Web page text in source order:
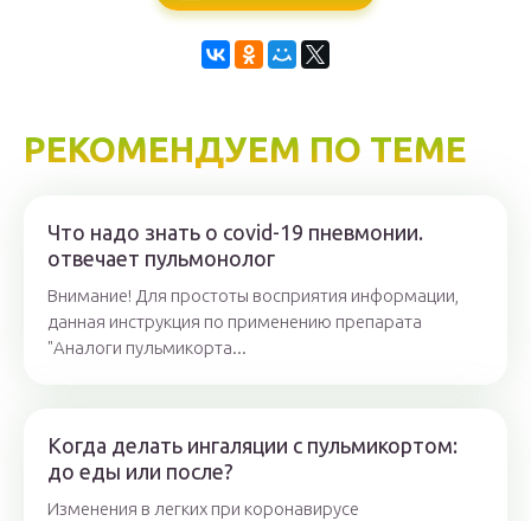
РЕКОМЕНДУЕМ ПО ТЕМЕ
Что надо знать о covid-19 пневмонии.
отвечает пульмонолог
Внимание! Для простоты восприятия информации,
данная инструкция по применению препарата
"Аналоги пульмикорта...
Когда делать ингаляции с пульмикортом:
до еды или после?
Изменения в легких при коронавирусе